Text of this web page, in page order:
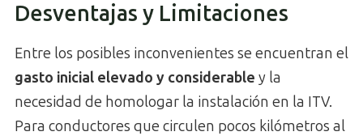
Desventajas y Limitaciones
Entre los posibles inconvenientes se encuentran el
gasto inicial elevado y considerable y la
necesidad de homologar la instalación en la ITV.
Para conductores que circulen pocos kilómetros al